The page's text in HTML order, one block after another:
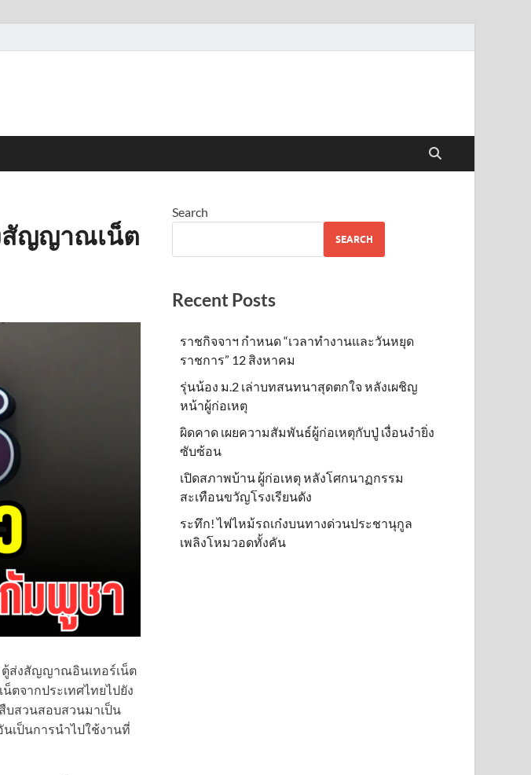
สัญญาณเน็ต
ตู้ส่งสัญญาณอินเทอร์เน็ต
จากประเทศไทยไปยัง
บสวนสอบสวนมาเป็น
เป็นการนำไปใช้งานที่
Search
SEARCH
Recent Posts
ราชกิจจาฯ กำหนด “เวลาทำงานและวันหยุด
ราชการ” 12 สิงหาคม
รุ่นน้อง ม.2 เล่าบทสนทนาสุดตกใจ หลังเผชิญ
หน้าผู้ก่อเหตุ
ผิดคาด เผยความสัมพันธ์ผู้ก่อเหตุกับปู่ เงื่อนงำยิ่ง
ซับซ้อน
เปิดสภาพบ้าน ผู้ก่อเหตุ หลังโศกนาฏกรรม
สะเทือนขวัญโรงเรียนดัง
ระทึก! ไฟไหม้รถเก๋งบนทางด่วนประชานุกูล
เพลิงโหมวอดทั้งคัน